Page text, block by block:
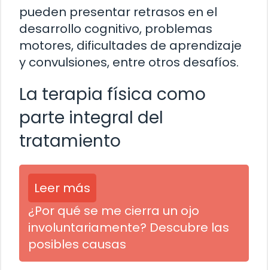
pueden presentar retrasos en el
desarrollo cognitivo, problemas
motores, dificultades de aprendizaje
y convulsiones, entre otros desafíos.
La terapia física como
parte integral del
tratamiento
Leer más
¿Por qué se me cierra un ojo
involuntariamente? Descubre las
posibles causas